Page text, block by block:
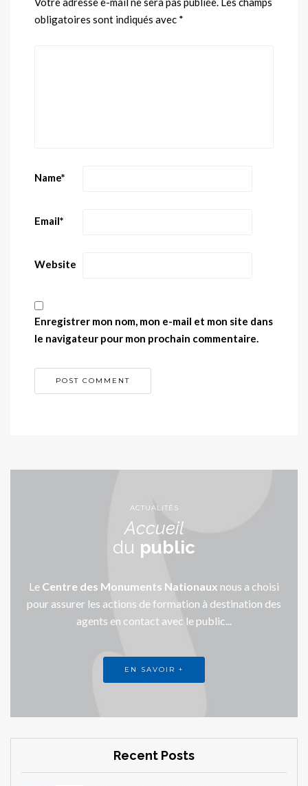
obligatoires sont indiqués avec *
Name*
Email*
Website
Enregistrer mon nom, mon e-mail et mon site dans
le navigateur pour mon prochain commentaire.
ACTUALITÉS
Accueil
du public
Le Centre des Monuments Nationaux nous a choisi
pour assurer les actions de formation à destination des
agents en contact avec le public...
EN SAVOIR +
Recent Posts